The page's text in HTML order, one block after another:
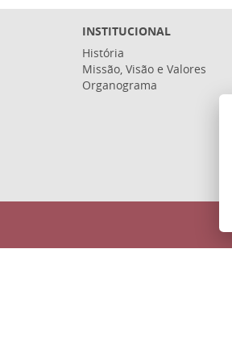
INSTITUCIONAL
História
Missão, Visão e Valores
Organograma